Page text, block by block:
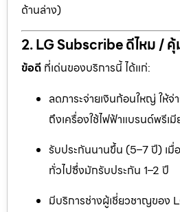
ด้านล่าง)
2. LG Subscribe ดีไหม / คุ้
ข้อดี ที่เด่นของบริการนี้ ได้แก่:
ลดภาระจ่ายเงินก้อนใหญ่ ให้จ่า
ถึงเครื่องใช้ไฟฟ้าแบรนด์พรีเ
รับประกันนานขึ้น (5–7 ปี) เมื่
ทั่วไปซึ่งมักรับประกัน 1–2 ปี
มีบริการช่างผู้เชี่ยวชาญของ